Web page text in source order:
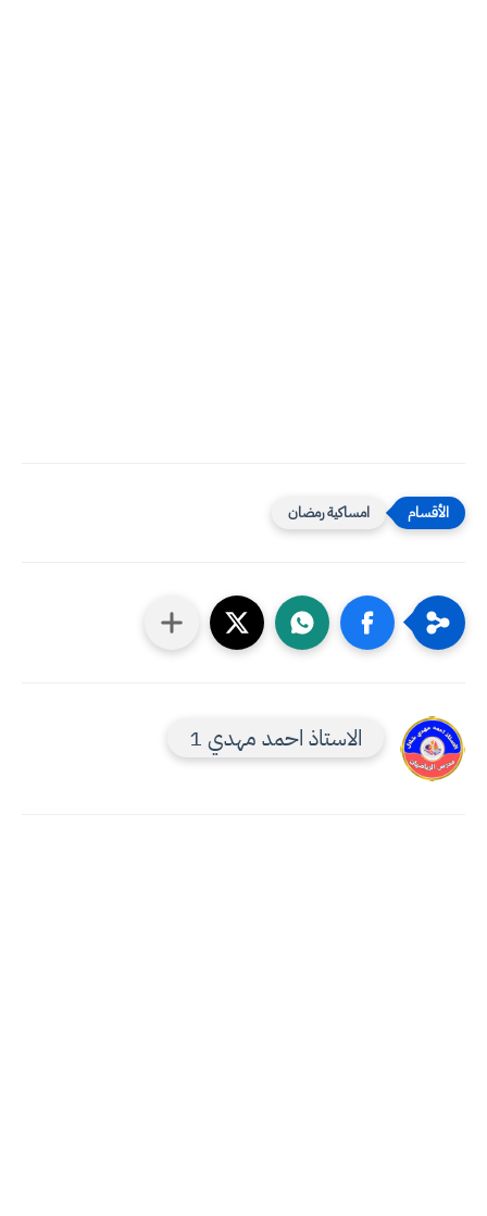
امساكية رمضان
الاستاذ احمد مهدي 1